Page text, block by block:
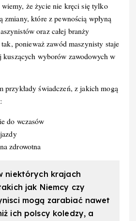
że życie nie kręci się tylko
zmiany, które z pewnością wpłyną
oraz całej branży
ponieważ zawód maszynisty staje
kuszących wyborów zawodowych w
przykłady świadczeń, z jakich mogą
do wczasów
zdrowotna
niektórych krajach
jak Niemcy czy
mogą zarabiać nawet
ich polscy koledzy, a